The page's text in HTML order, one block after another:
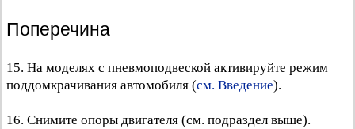
Поперечина
15. На моделях с пневмоподвеской активируйте режим
поддомкрачивания автомобиля (см. Введение).
16. Снимите опоры двигателя (см. подраздел выше).